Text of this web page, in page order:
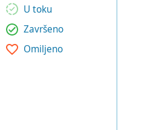
U toku
Završeno
Omiljeno